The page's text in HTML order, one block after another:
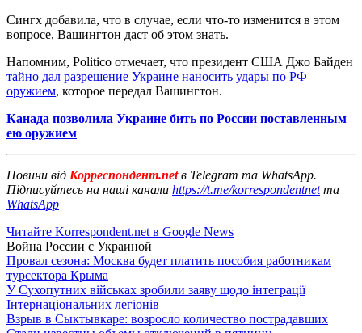
Сингх добавила, что в случае, если что-то изменится в этом
вопросе, Вашингтон даст об этом знать.
Напомним, Politico отмечает, что президент США Джо Байден
тайно дал разрешение Украине наносить удары по РФ
оружием, которое передал Вашингтон.
Канада позволила Украине бить по России поставленным
ею оружием
Новини від Корреспондент.netв Telegram та WhatsApp.
Підписуйтесь на наші канали https://t.me/korrespondentnetта
WhatsApp
Читайте Korrespondent.net в Google News
Война России с Украиной
Провал сезона: Москва будет платить пособия работникам
турсектора Крыма
У Сухопутних військах зробили заяву щодо інтеграції
Інтернаціональних легіонів
Взрыв в Сыктывкаре: возросло количество пострадавших